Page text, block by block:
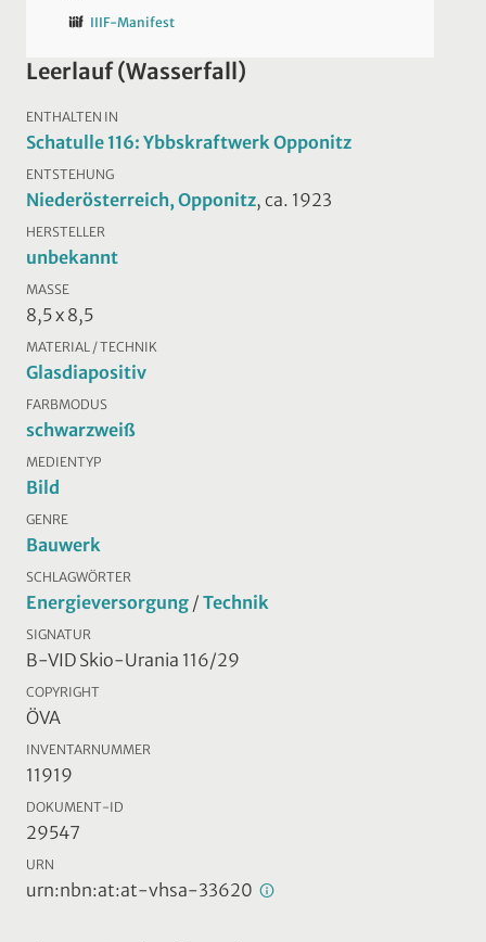
IIIF-Manifest
Leerlauf (Wasserfall)
ENTHALTEN IN
Schatulle 116: Ybbskraftwerk Opponitz
ENTSTEHUNG
Niederösterreich, Opponitz, ca. 1923
HERSTELLER
unbekannt
MASSE
8,5 x 8,5
MATERIAL / TECHNIK
Glasdiapositiv
FARBMODUS
schwarzweiß
MEDIENTYP
Bild
GENRE
Bauwerk
SCHLAGWÖRTER
Energieversorgung / Technik
SIGNATUR
B-VID Skio-Urania 116/29
COPYRIGHT
ÖVA
INVENTARNUMMER
11919
DOKUMENT-ID
29547
URN
urn:nbn:at:at-vhsa-33620